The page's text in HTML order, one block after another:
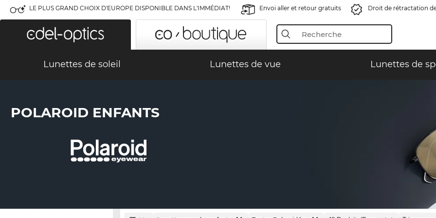
LE PLUS GRAND CHOIX D'EUROPE DISPONIBLE DANS L'IMMÉDIAT! Envoi aller et retour gratuits Droit de rétractation
Lunettes de soleil Lunettes de vue Lunettes de
POLAROID ENFANTS